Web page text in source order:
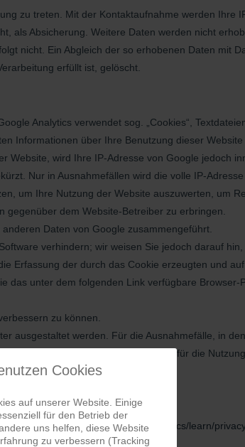
zu treten. Mit der Kontaktaufnahme werden Ihre
als Absicherung. Weitere Daten werden nicht
nicht. Ein Abgleich der so erhobenen Daten mit
erfüllt ist, gelöscht.
Analytics verwendet sog. „Cookies“,
Informationen über Ihre Benutzung dieser
wird Ihre IP-Adresse von Google jedoch
Nur in Ausnahmefällen wird die volle IP-
um Ihre Nutzung der Website auszuwerten, um
dem Website-Betreiber zu erbringen.
Daten von Google zusammengeführt.
verhindern; wir weisen Sie jedoch darauf
Erfassung der durch das Cookie erzeugten und
das unter dem folgenden Link verfügbare
zu können.
ausgestaltet werden. Für die Ausnahmefälle, in
EU-US-Framework. Rechtsgrundlage für die
(1) 436 1001.
http://www.google.com/intl/de/analytics/learn/
Cookies
auf unserer Website. Einige
für den Betrieb der
uns helfen, diese Website
zu verbessern (Tracking